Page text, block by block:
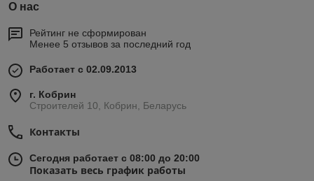
О нас
Рейтинг не сформирован
Менее 5 отзывов за последний год
Работает с 02.09.2013
г. Кобрин
Строителей 10, Кобрин, Беларусь
Контакты
Сегодня работает с 08:00 до 20:00
Показать весь график работы